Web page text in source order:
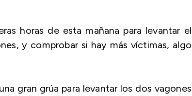
horas de esta mañana para levantar el
y comprobar si hay más víctimas, algo
gran grúa para levantar los dos vagones